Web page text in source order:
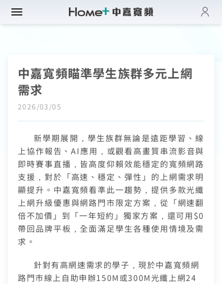
速翻倍
年短約
系列方案
約申請
土城限定
雄區域限定
方案
霸方案
生活方案
流自由配
創！計量光纖
系列方案
品介紹
裝查詢
全戶通
路品質
速測試
動看DAZN
流影音介紹
門付費頻道
有線電視
趣tv免費看
生活家電
進度查詢
中嘉寬頻瞄準學生族群多元上網
需求
2026/03/05
新學期展開，學生族群無論是遠距學習、線
上協作報告、AI 應用，或觀看高畫質串流影音與
即時賽事直播，皆高度仰賴效能穩定的寬頻網路
支援，對於「高速、穩定、彈性」的上網需求明
顯提升。中嘉寬頻看準此一趨勢，提供多款光纖
上網升級優惠與網路門市限定方案，從「網速翻
倍不加價」到「一年短約」獨家方案，還可用$0
帶回品牌平板，全面滿足學生各種使用情境及需
求。
針對有高網速需求的學子，現於中嘉寬頻網
路門市線上自助申辦150M或300M光纖上網24